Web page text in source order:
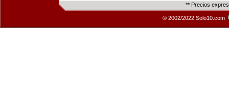
** Precios
© 2002/2022 Solo10.com